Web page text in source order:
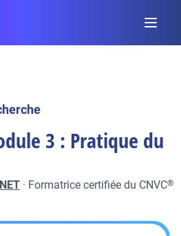
3 : Pratique du
· Formatrice certifiée du CNVC®